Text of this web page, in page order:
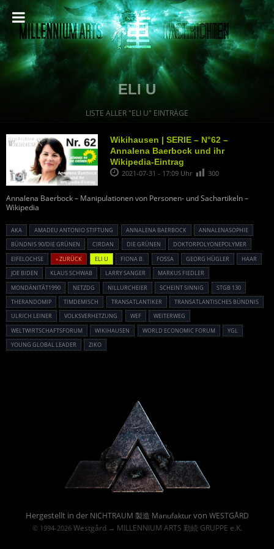
ELI U
LISTE ALLER "ELI U" EINTRÄGE
Wikihausen | SERIE – N°62 –
Annalena Baerbock und ihr
Wikipedia-Eintrag
2021-07-31 - 17:09 Uhr 300
Annalena Baerbock – Manipulationen von Personen- und Sachartikeln –
Wikipedia
AKA AMADEU ANTONIO STIFTUNG ANNALENA BAERBOCK
ANNALENASOPHIE
BÜNDNIS 90/DIE GRÜNEN
CIRDAN DIE GRÜNEN
DOKTORPOLYONEPOLYMER
EIFELOCHSE
« ZURÜCK ELI U FIONA B. FOSSA GEORG HÜGLER
HAAR
JOE BIDEN
KLAUS SCHWAB LARRY SANGER
MARKUS FIEDLER
MONDÄNITÄT1990
NETZDG NILLURCHEIER SCHEINT SINNIG
STGB 130
THERANDOMIP
TIMDEMISCH TRANSATLANTIKER
TRANSATLANTISCHES BÜNDNIS
ULRICH LEINER
VOLKSVERHETZUNG WEF
WEITERWEG
WELTWIRTSCHAFTSFORUM
WIKIHAUSEN WORLD ECONOMIC FORUM
YGL
YOUNG GLOBAL LEADER
ZIKO
Hergestellt in der NICHTRAUM 製造 Manufakturvon WESTGÅRD
© 1994-2026 Westgård→ MILLENNIUM ARTS 勤続 GRUPPE e.K.
Powered By :